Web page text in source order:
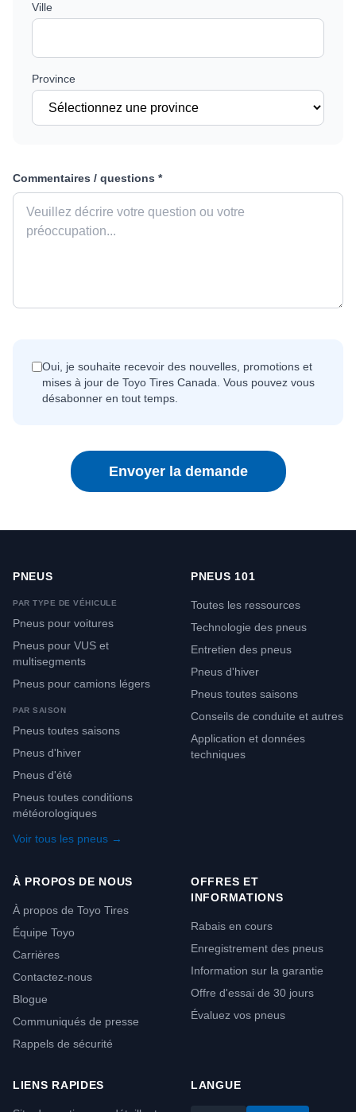
Ville
Province
Commentaires / questions *
Oui, je souhaite recevoir des nouvelles, promotions et
mises à jour de Toyo Tires Canada. Vous pouvez vous
désabonner en tout temps.
Envoyer la demande
PNEUS
PAR TYPE DE VÉHICULE
Pneus pour voitures
Pneus pour VUS et
multisegments
Pneus pour camions légers
PAR SAISON
Pneus toutes saisons
Pneus d'hiver
Pneus d'été
Pneus toutes conditions
météorologiques
Voir tous les pneus →
PNEUS 101
Toutes les ressources
Technologie des pneus
Entretien des pneus
Pneus d'hiver
Pneus toutes saisons
Conseils de conduite et autres
Application et données
techniques
À PROPOS DE NOUS
À propos de Toyo Tires
Équipe Toyo
Carrières
Contactez-nous
Blogue
Communiqués de presse
Rappels de sécurité
OFFRES ET
INFORMATIONS
Rabais en cours
Enregistrement des pneus
Information sur la garantie
Offre d'essai de 30 jours
Évaluez vos pneus
LIENS RAPIDES LANGUE